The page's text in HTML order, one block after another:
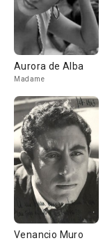
Aurora de Alba
Madame
Venancio Muro